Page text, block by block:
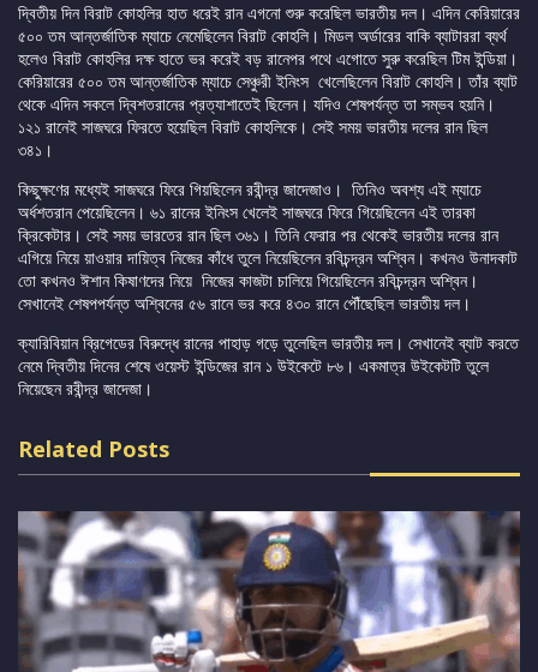
দ্বিতীয় দিন বিরাট কোহলির হাত ধরেই রান এগনো শুরু করেছিল ভারতীয় দল। এদিন কেরিয়ারের
৫০০ তম আন্তর্জাতিক ম্যাচে নেমেছিলেন বিরাট কোহলি। মিডল অর্ডারের বাকি ব্যাটাররা ব্যর্থ
হলেও বিরাট কোহলির দক্ষ হাতে ভর করেই বড় রানেপর পথে এগোতে সুরু করেছিল টিম ইন্ডিয়া।
কেরিয়ারের ৫০০ তম আন্তর্জাতিক ম্যাচে সেঞ্চুরী ইনিংস খেলেছিলেন বিরাট কোহলি। তাঁর ব্যাট
থেকে এদিন সকলে দ্বিশতরানের প্রত্যাশাতেই ছিলেন। যদিও শেষপর্যন্ত তা সম্ভব হয়নি।
১২১ রানেই সাজঘরে ফিরতে হয়েছিল বিরাট কোহলিকে। সেই সময় ভারতীয় দলের রান ছিল
৩৪১।
কিছুক্ষণের মধ্যেই সাজঘরে ফিরে গিয়ছিলেন রবীন্দ্র জাদেজাও। তিনিও অবশ্য এই ম্যাচে
অর্ধশতরান পেয়েছিলেন। ৬১ রানের ইনিংস খেলেই সাজঘরে ফিরে গিয়েছিলেন এই তারকা
ক্রিকেটার। সেই সময় ভারতের রান ছিল ৩৬১। তিনি ফেরার পর থেকেই ভারতীয় দলের রান
এগিয়ে নিয়ে য়াওয়ার দায়িত্ব নিজের কাঁধে তুলে নিয়েছিলেন রবিচন্দ্রন অশ্বিন। কখনও উনাদকাট
তো কখনও ঈশান কিষাণদের নিয়ে নিজের কাজটা চালিয়ে গিয়েছিলেন রবিচন্দ্রন অশ্বিন।
সেখানেই শেষপপর্যন্ত অশ্বিনের ৫৬ রানে ভর করে ৪৩০ রানে পৌঁছেছিল ভারতীয় দল।
ক্যারিবিয়ান ব্রিগেডের বিরুদ্ধে রানের পাহাড় গড়ে তুলেছিল ভারতীয় দল। সেখানেই ব্যাট করতে
নেমে দ্বিতীয় দিনের শেষে ওয়েস্ট ইন্ডিজের রান ১ উইকেটে ৮৬। একমাত্র উইকেটটি তুলে
নিয়েছেন রবীন্দ্র জাদেজা।
Related Posts